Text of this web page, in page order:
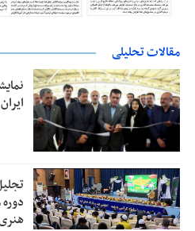
مقالات تحلیلی